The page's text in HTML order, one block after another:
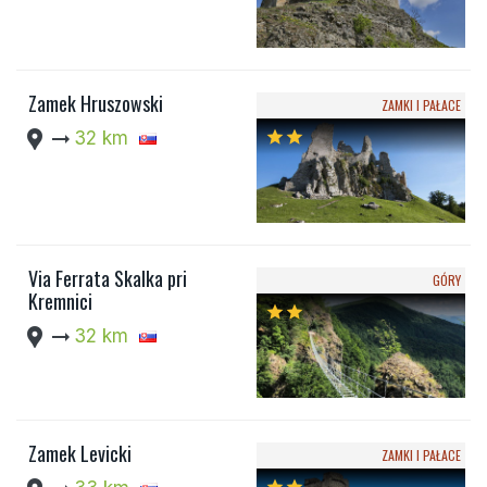
Zamek Hruszowski
location_pin arrow_right_alt 32 km
ZAMKI I PAŁACE
starstar
Via Ferrata Skalka pri
Kremnici
location_pin arrow_right_alt 32 km
GÓRY
starstar
Zamek Levicki ZAMKI I PAŁACE